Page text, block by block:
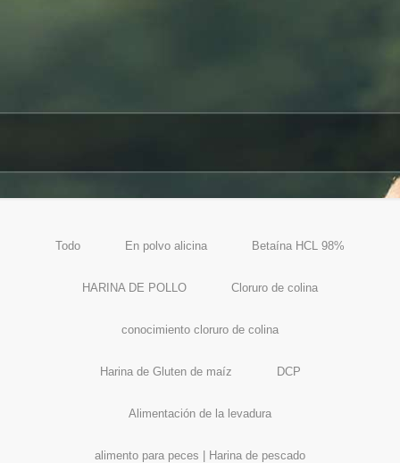
Todo En polvo alicina Betaína HCL 98%
HARINA DE POLLO Cloruro de colina
conocimiento cloruro de colina
Harina de Gluten de maíz DCP
Alimentación de la levadura
alimento para peces | Harina de pescado